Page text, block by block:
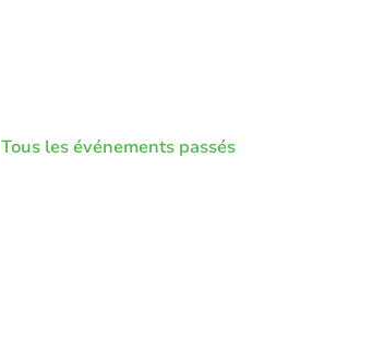
Tous les événements passés